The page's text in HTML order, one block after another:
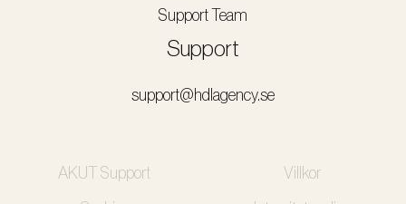
Support Team
Support
support@hdlagency.se
AKUT Support
Villkor